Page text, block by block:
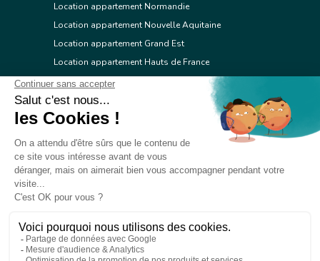
Location appartement Normandie
Location appartement Nouvelle Aquitaine
Location appartement Grand Est
Location appartement Hauts de France
Location appartement Ile de France
Location appartement Centre Val de Loire
Location appartement Occitanie
Location appartement Provence Alpes Côte d'Azur
Location appartement Corse